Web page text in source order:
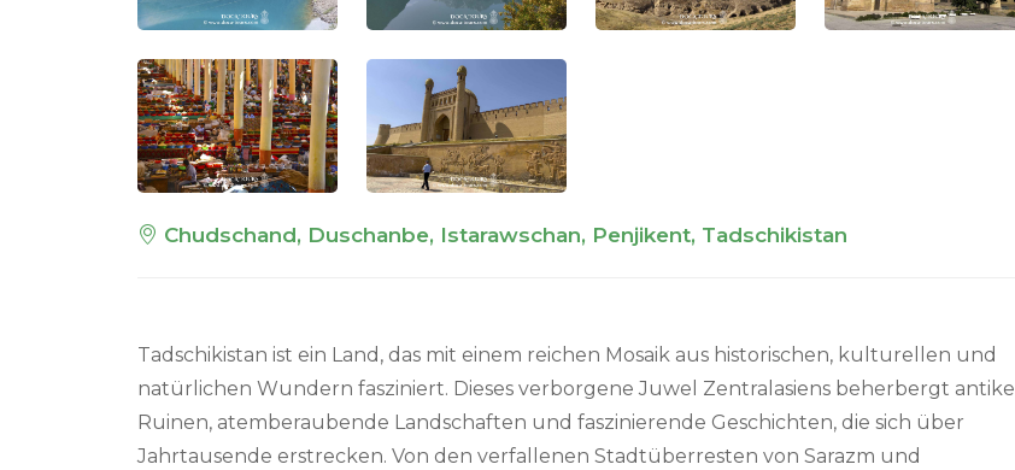
Chudschand, Duschanbe, Istarawschan, Penjikent, Tadschikistan
Tadschikistan ist ein Land, das mit einem reichen Mosaik aus historischen, kulturellen und
natürlichen Wundern fasziniert. Dieses verborgene Juwel Zentralasiens beherbergt antike
Ruinen, atemberaubende Landschaften und faszinierende Geschichten, die sich über
Jahrtausende erstrecken. Von den verfallenen Stadtüberresten von Sarazm und